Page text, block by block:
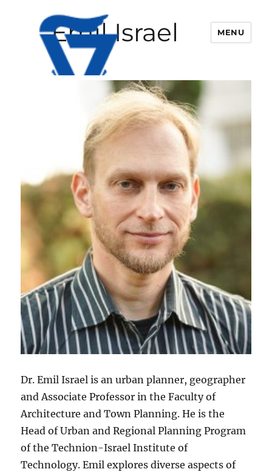
Emil Israel MENU
Dr. Emil Israel is an urban planner, geographer
and Associate Professor in the Faculty of
Architecture and Town Planning. He is the
Head of Urban and Regional Planning Program
of the Technion-Israel Institute of
Technology. Emil explores diverse aspects of